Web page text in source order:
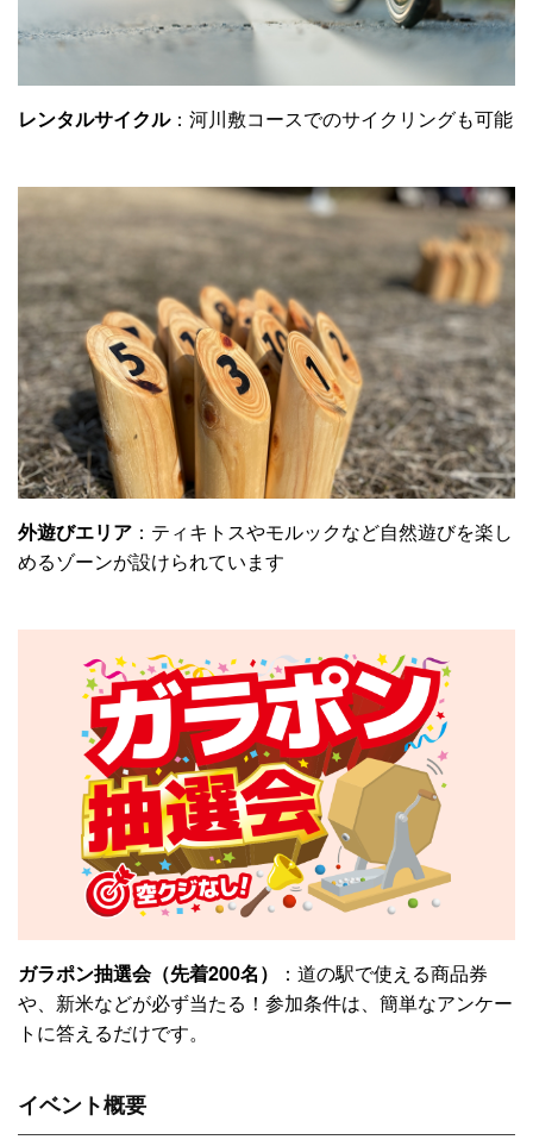
レンタルサイクル：河川敷コースでのサイクリングも可能
外遊びエリア ：ティキトスやモルックなど自然遊びを楽し
めるゾーンが設けられています
ガラポン抽選会（先着200名）
：道の駅で使える商品券
や、新米などが必ず当たる！参加条件は、簡単なアンケー
トに答えるだけです。
イベント概要